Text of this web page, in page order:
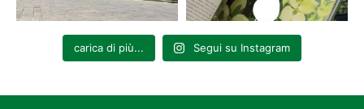
carica di più... Segui su Instagram